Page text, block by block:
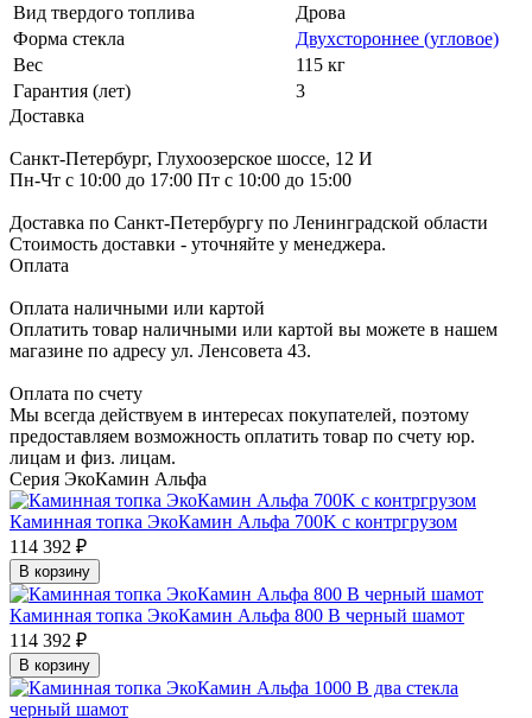
Вид твердого топлива
Дрова
Форма стекла
Двухстороннее (угловое)
Вес
115 кг
Гарантия (лет)
3
Доставка
Санкт-Петербург, Глухоозерское шоссе, 12 И
Пн-Чт с 10:00 до 17:00 Пт с 10:00 до 15:00
Доставка по Санкт-Петербургу по Ленинградской области
Стоимость доставки - уточняйте у менеджера.
Оплата
Оплата наличными или картой
Оплатить товар наличными или картой вы можете в нашем
магазине по адресу ул. Ленсовета 43.
Оплата по счету
Мы всегда действуем в интересах покупателей, поэтому
предоставляем возможность оплатить товар по счету юр.
лицам и физ. лицам.
Серия ЭкоКамин Альфа
Каминная топка ЭкоКамин Альфа 700K с контргрузом
114 392 ₽
В корзину
Каминная топка ЭкоКамин Альфа 800 B черный шамот
114 392 ₽
В корзину